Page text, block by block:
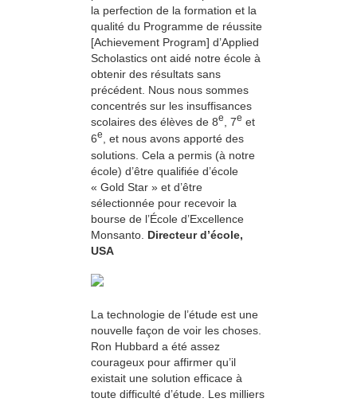
la perfection de la formation et la
qualité du Programme de réussite
[Achievement Program] d’Applied
Scholastics ont aidé notre école à
obtenir des résultats sans
précédent. Nous nous sommes
concentrés sur les insuffisances
scolaires des élèves de 8e , 7e et
6e
, et nous avons apporté des
solutions. Cela a permis (à notre
école) d’être qualifiée d’école
« Gold Star » et d’être
sélectionnée pour recevoir la
bourse de l’École d’Excellence
Monsanto. Directeur d’école,
USA
La technologie de l’étude est une
nouvelle façon de voir les choses.
Ron Hubbard a été assez
courageux pour affirmer qu’il
existait une solution efficace à
toute difficulté d’étude. Les milliers